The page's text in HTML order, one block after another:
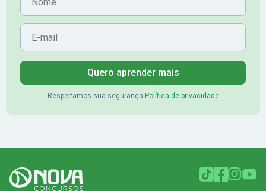
E-mail
Quero aprender mais
Respeitamos sua segurança. Política de privacidade